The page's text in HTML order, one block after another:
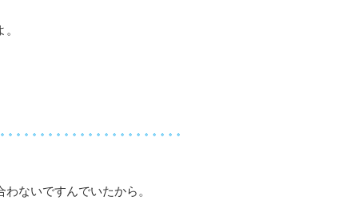
ないですんでいたから。